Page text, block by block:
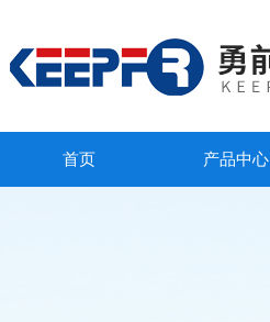
首页 产品中心